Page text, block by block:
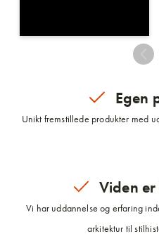
Egen
Unikt fremstillede produkter med
Viden
Vi har uddannelse og erfaring
arkitektur til